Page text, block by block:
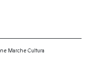
Marche Cultura